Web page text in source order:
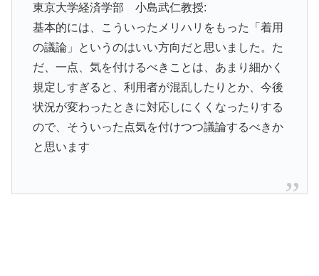
東京大学経済学部 小島武仁教授:
基本的には、こういったメリハリをもった「着用
の議論」というのはいい方向だと思いました。た
だ、一点、気を付けるべきことは、あまり細かく
規定しすぎると、利用者が混乱したりとか、今後
状況が変わったときに対応しにくくなったりする
ので、そういった点気を付けつつ議論するべきか
と思います